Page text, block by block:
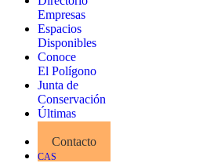
Empresas
Espacios
Disponibles
Conoce
El Polígono
Junta de
Conservación
Últimas
Contacto
CAS